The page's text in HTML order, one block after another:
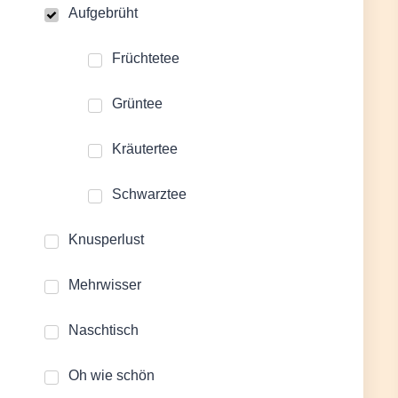
Aufgebrüht
Früchtetee
Grüntee
Kräutertee
Schwarztee
Knusperlust
Mehrwisser
Naschtisch
Oh wie schön